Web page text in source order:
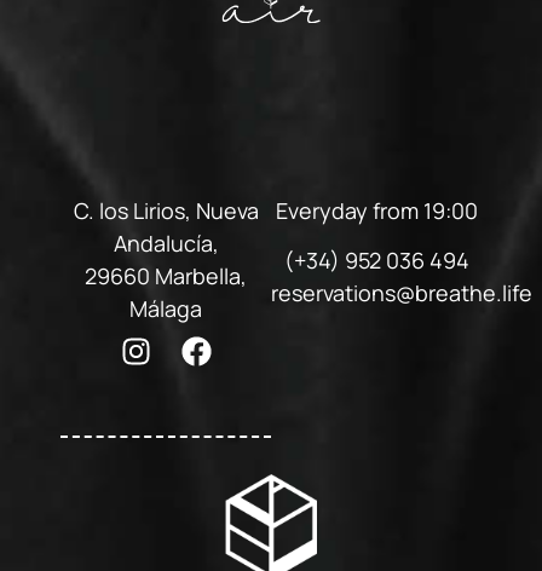
C. los Lirios, Nueva
Andalucía,
29660 Marbella,
Málaga
Everyday from 19:00
(+34) 952 036 494
reservations@breathe.life